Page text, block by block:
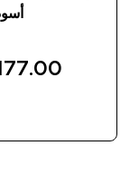
AED‎